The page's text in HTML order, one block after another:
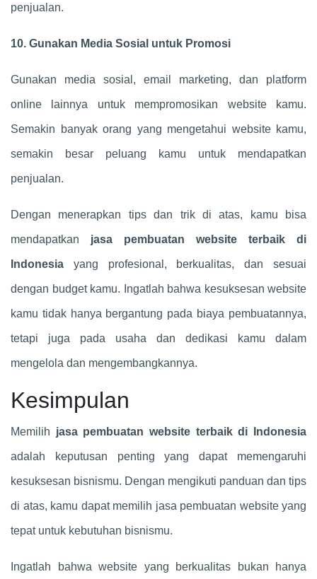
penjualan.
10. Gunakan Media Sosial untuk Promosi
Gunakan media sosial, email marketing, dan platform
online lainnya untuk mempromosikan website kamu.
Semakin banyak orang yang mengetahui website kamu,
semakin besar peluang kamu untuk mendapatkan
penjualan.
Dengan menerapkan tips dan trik di atas, kamu bisa
mendapatkan jasa pembuatan website terbaik di
Indonesia yang profesional, berkualitas, dan sesuai
dengan budget kamu. Ingatlah bahwa kesuksesan website
kamu tidak hanya bergantung pada biaya pembuatannya,
tetapi juga pada usaha dan dedikasi kamu dalam
mengelola dan mengembangkannya.
Kesimpulan
Memilih jasa pembuatan website terbaik di Indonesia
adalah keputusan penting yang dapat memengaruhi
kesuksesan bisnismu. Dengan mengikuti panduan dan tips
di atas, kamu dapat memilih jasa pembuatan website yang
tepat untuk kebutuhan bisnismu.
Ingatlah bahwa website yang berkualitas bukan hanya